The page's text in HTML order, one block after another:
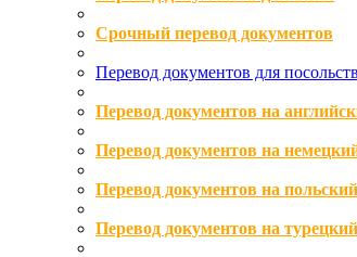
Срочный перевод документов
Перевод документов для
Перевод документов на
Перевод документов на
Перевод документов на польский
Перевод документов на турецкий